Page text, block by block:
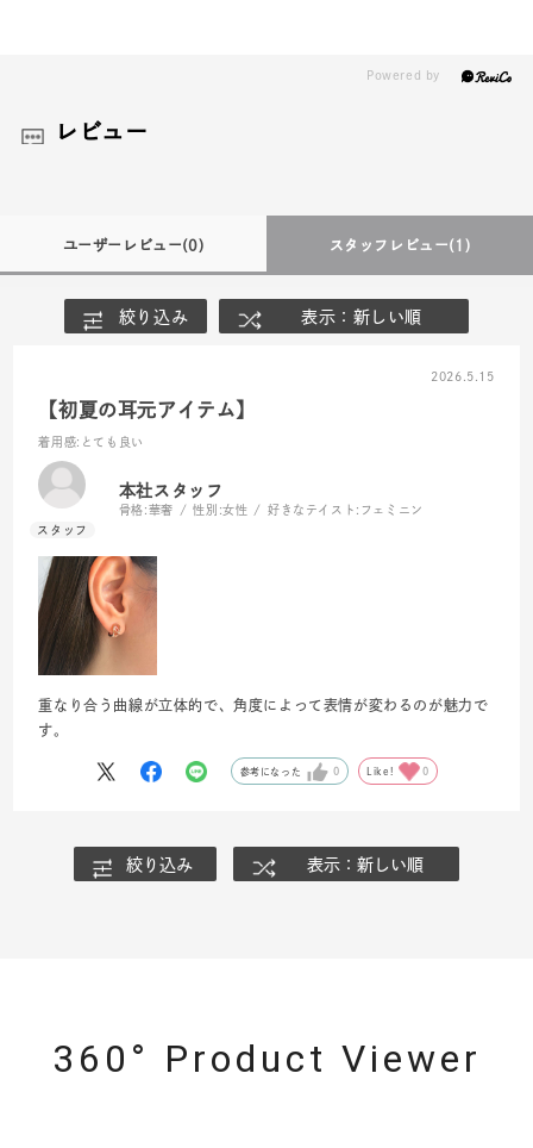
レビュー
ユーザーレビュー(0) スタッフレビュー(1)
絞り込み 表示：新しい順
2026.5.15
【初夏の耳元アイテム】
着用感:とても良い
本社スタッフ
骨格: 華奢 性別:女性 好きなテイスト: フェミニン
重なり合う曲線が立体的で、角度によって表情が変わるのが魅力で
す。
参考になった 0 Like! 0
絞り込み 表示：新しい順
360° Product Viewer